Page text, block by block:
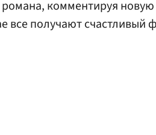
комментируя
все получают счастливый